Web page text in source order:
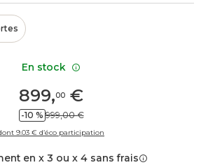
899,00 €
-10 % 999,00 €
9.03 € d’éco participation
en x 3 ou x 4 sans frais